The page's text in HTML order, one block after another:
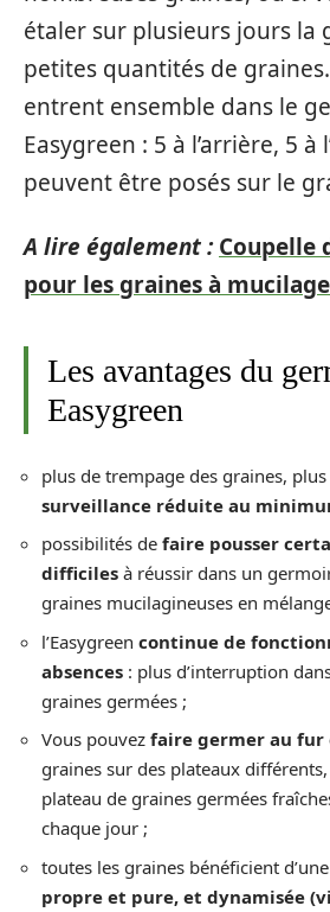
étaler sur plusieurs jours la
petites quantités de
entrent ensemble dans le
Easygreen : 5 à l’arrière, 5 à
peuvent être posés sur le
A lire également : Coupelle
pour les graines à
Les avantages du
Easygreen
plus de trempage des graines, plus
surveillance réduite au
possibilités de faire pousser
difficiles à réussir dans un
graines mucilagineuses en
l’Easygreen continue de
absences : plus d’interruption
graines germées ;
Vous pouvez faire germer au fur
graines sur des plateaux
plateau de graines germées
chaque jour ;
toutes les graines bénéficient d’une
propre et pure, et dynamisée